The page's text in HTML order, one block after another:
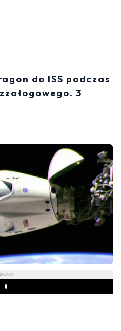
do ISS podczas
3
Play